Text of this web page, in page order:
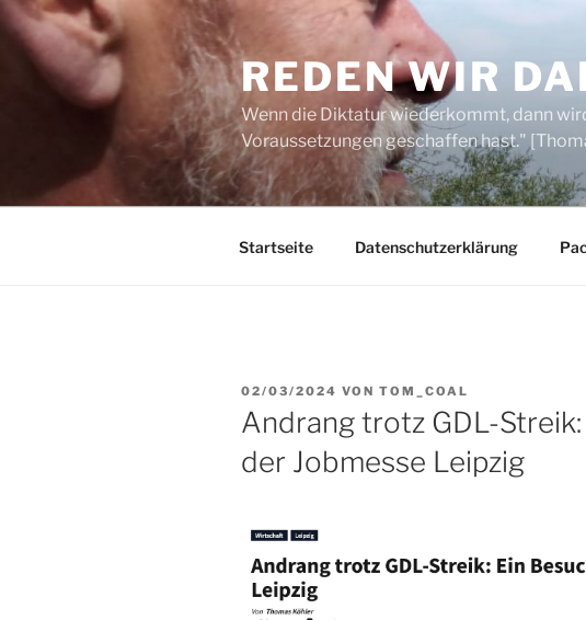
Zum
Inhalt
springen
REDEN WIR
Wenn die Diktatur wiederkommt, dann
Voraussetzungen geschaffen hast."
Startseite Datenschutzerklärung
VERÖFFENTLICHT
AM
02/03/2024 VON TOM_COAL
Andrang trotz GDL-
der Jobmesse Leipzig